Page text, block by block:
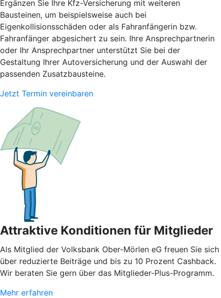
Ergänzen Sie Ihre Kfz-Versicherung mit weiteren
Bausteinen, um beispielsweise auch bei
Eigenkollisionsschäden oder als Fahranfängerin bzw.
Fahranfänger abgesichert zu sein. Ihre Ansprechpartnerin
oder Ihr Ansprechpartner unterstützt Sie bei der
Gestaltung Ihrer Autoversicherung und der Auswahl der
passenden Zusatzbausteine.
Jetzt Termin vereinbaren
Attraktive Konditionen für Mitglieder
Als Mitglied der Volksbank Ober-Mörlen eG freuen Sie sich
über reduzierte Beiträge und bis zu 10 Prozent Cashback.
Wir beraten Sie gern über das Mitglieder-Plus-Programm.
Mehr erfahren